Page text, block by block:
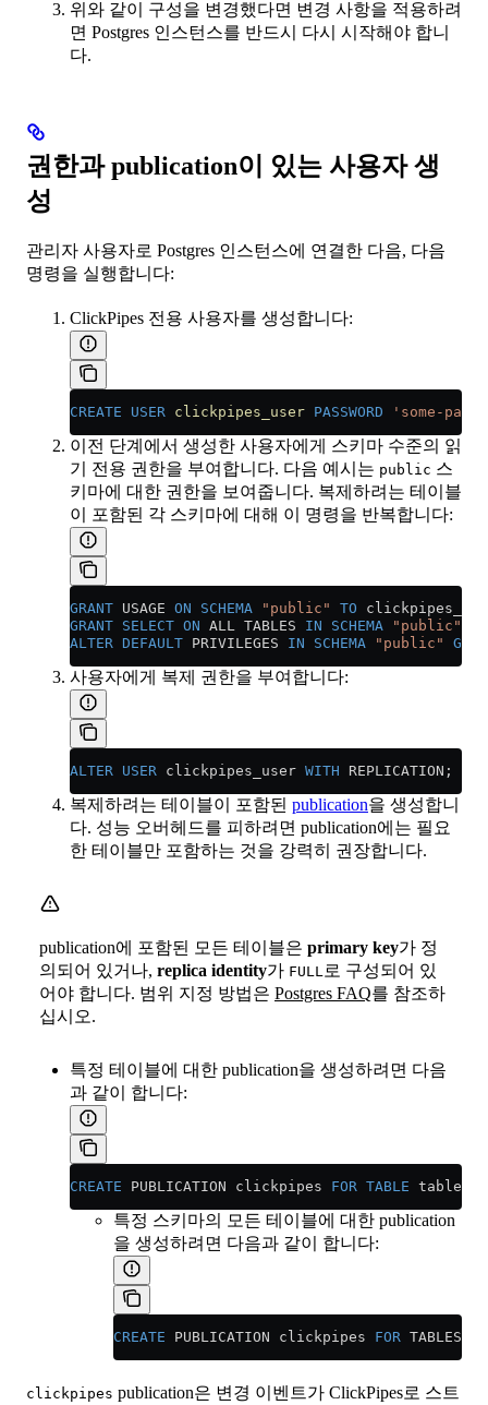
위와 같이 구성을 변경했다면 변경 사항을 적용하려
면 Postgres 인스턴스를 반드시 다시 시작해야 합니
다.
권한과 publication이 있는 사용자 생
성
관리자 사용자로 Postgres 인스턴스에 연결한 다음, 다음
명령을 실행합니다:
ClickPipes 전용 사용자를 생성합니다:
CREATE USER clickpipes_user PASSWORD 'some-
이전 단계에서 생성한 사용자에게 스키마 수준의 읽
기 전용 권한을 부여합니다. 다음 예시는 public 스
키마에 대한 권한을 보여줍니다. 복제하려는 테이블
이 포함된 각 스키마에 대해 이 명령을 반복합니다:
GRANT USAGE ON SCHEMA "public" TO
GRANT SELECT ON ALL TABLES IN SCHEMA "public"
ALTER DEFAULT PRIVILEGES IN SCHEMA "public"
사용자에게 복제 권한을 부여합니다:
ALTER USER clickpipes_user WITH REPLICATION;
복제하려는 테이블이 포함된 publication을 생성합니
다. 성능 오버헤드를 피하려면 publication에는 필요
한 테이블만 포함하는 것을 강력히 권장합니다.
publication에 포함된 모든 테이블은 primary key가 정
의되어 있거나, replica identity가 FULL로 구성되어 있
어야 합니다. 범위 지정 방법은 Postgres FAQ를 참조하
십시오.
특정 테이블에 대한 publication을 생성하려면 다음
과 같이 합니다:
CREATE PUBLICATION clickpipes FOR TABLE
특정 스키마의 모든 테이블에 대한 publication
을 생성하려면 다음과 같이 합니다:
CREATE PUBLICATION clickpipes FOR TABLES
clickpipes publication은 변경 이벤트가 ClickPipes로 스트